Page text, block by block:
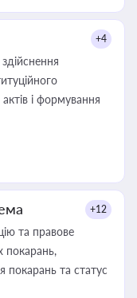
+4
і формування
+12
та правове
покарань,
покарань та статус